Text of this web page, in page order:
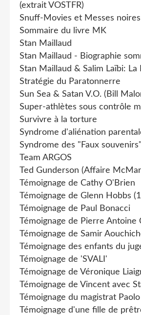
(extrait VOSTFR)
Snuff-Movies et Messes
Sommaire du livre MK
Stan Maillaud
Stan Maillaud - Biographie
Stan Maillaud & Salim Laïbi: La
Stratégie du Paratonnerre
Sun Sea & Satan V.O. (Bill
Super-athlètes sous contrôle
Survivre à la torture
Syndrome d'aliénation
Syndrome des "Faux souvenirs"
Team ARGOS
Ted Gunderson (Affaire
Témoignage de Cathy O'Brien
Témoignage de Glenn Hobbs
Témoignage de Paul Bonacci
Témoignage de Pierre Antoine
Témoignage de Samir
Témoignage des enfants du
Témoignage de 'SVALI'
Témoignage de Véronique
Témoignage de Vincent avec
Témoignage du magistrat
Témoignage d'une fille de